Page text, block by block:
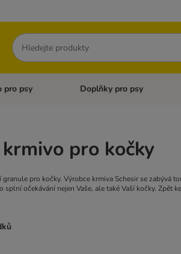
Hledat
Doplňky pro kočky
pro psy Otevřít menu: Krmivo pro psy
Doplňky pro psy
pro kočky
granule pro kočky. Výrobce krmiva Schesir se
splní očekávání nejen Vaše, ale také Vaší kočky. Zpět